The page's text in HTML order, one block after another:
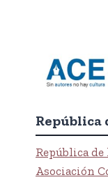
República
República de
Asociación